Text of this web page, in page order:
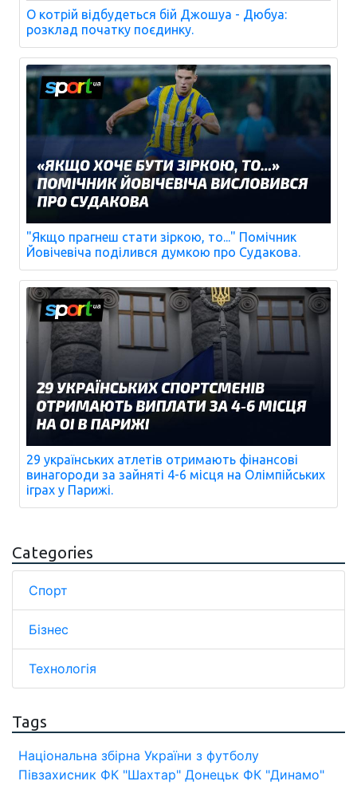
О котрій відбудеться бій Джошуа - Дюбуа:
розклад початку поєдинку.
"Якщо прагнеш стати зіркою, то..." Помічник
Йовічевіча поділився думкою про Судакова.
29 українських атлетів отримають фінансові
винагороди за зайняті 4-6 місця на Олімпійських
іграх у Парижі.
Categories
Спорт
Бізнес
Технологія
Tags
Національна збірна України з футболу
Півзахисник ФК "Шахтар" Донецьк ФК "Динамо"